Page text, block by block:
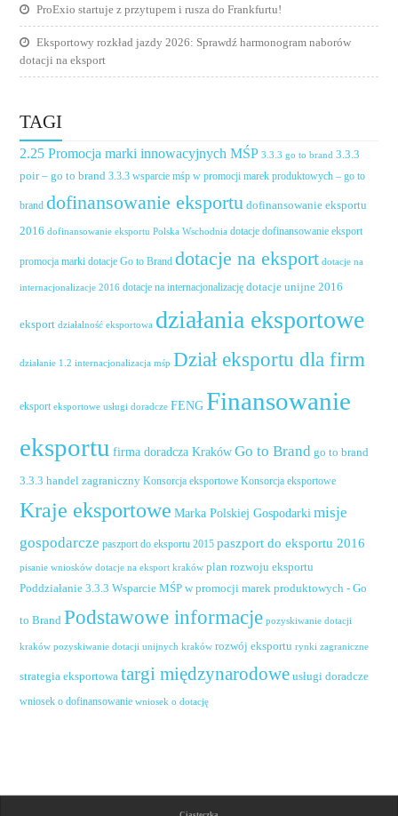
ProExio startuje z przytupem i rusza do Frankfurtu!
Eksportowy rozkład jazdy 2026: Sprawdź harmonogram naborów
dotacji na eksport
TAGI
2.25 Promocja marki innowacyjnych MŚP 3.3.3 go to brand 3.3.3
poir – go to brand 3.3.3 wsparcie mśp w promocji marek produktowych – go to
brand dofinansowanie eksportu dofinansowanie eksportu
2016 dofinansowanie eksportu Polska Wschodnia dotacje dofinansowanie eksport
promocja marki dotacje Go to Brand dotacje na eksport dotacje na
internacjonalizacje 2016 dotacje na internacjonalizację dotacje unijne 2016
eksport działalność eksportowa działania eksportowe
działanie 1.2 internacjonalizacja mśp Dział eksportu dla firm
eksport eksportowe usługi doradcze FENG Finansowanie
eksportu firma doradcza Kraków Go to Brand go to brand
3.3.3 handel zagraniczny Konsorcja eksportowe Konsorcja eksportowe
Kraje eksportowe Marka Polskiej Gospodarki misje
gospodarcze paszport do eksportu 2015 paszport do eksportu 2016
pisanie wniosków dotacje na eksport kraków plan rozwoju eksportu
Poddziałanie 3.3.3 Wsparcie MŚP w promocji marek produktowych - Go
to Brand Podstawowe informacje pozyskiwanie dotacji
kraków pozyskiwanie dotacji unijnych kraków rozwój eksportu rynki zagraniczne
strategia eksportowa targi międzynarodowe usługi doradcze
wniosek o dofinansowanie wniosek o dotację